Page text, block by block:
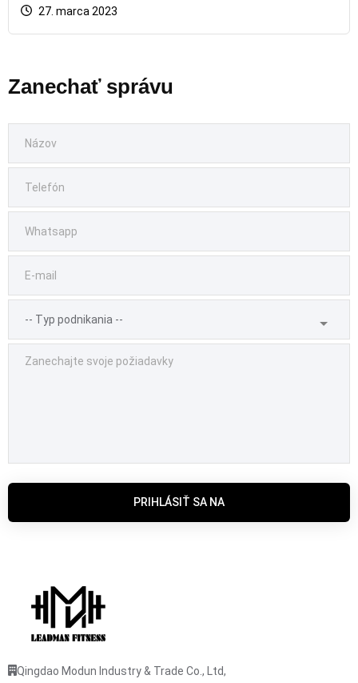
27. marca 2023
Zanechať správu
PRIHLÁSIŤ SA NA
Qingdao Modun Industry & Trade Co., Ltd,